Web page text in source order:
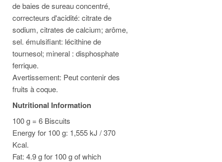
de baies de sureau concentré,
correcteurs d'acidité: citrate de
sodium, citrates de calcium; arôme,
sel. émulsifiant: lécithine de
tournesol; mineral : disphosphate
ferrique.
Avertissement: Peut contenir des
fruits à coque.
Nutritional Information
100 g = 6 Biscuits
Energy for 100 g: 1,555 kJ / 370
Kcal.
Fat: 4.9 g for 100 g of which